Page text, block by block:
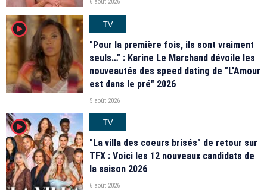
player2
TV
"Pour la première fois, ils sont vraiment
seuls…" : Karine Le Marchand dévoile les
nouveautés des speed dating de "L'Amour
est dans le pré" 2026
5 août 2026
player2
TV
"La villa des coeurs brisés" de retour sur
TFX : Voici les 12 nouveaux candidats de
la saison 2026
6 août 2026